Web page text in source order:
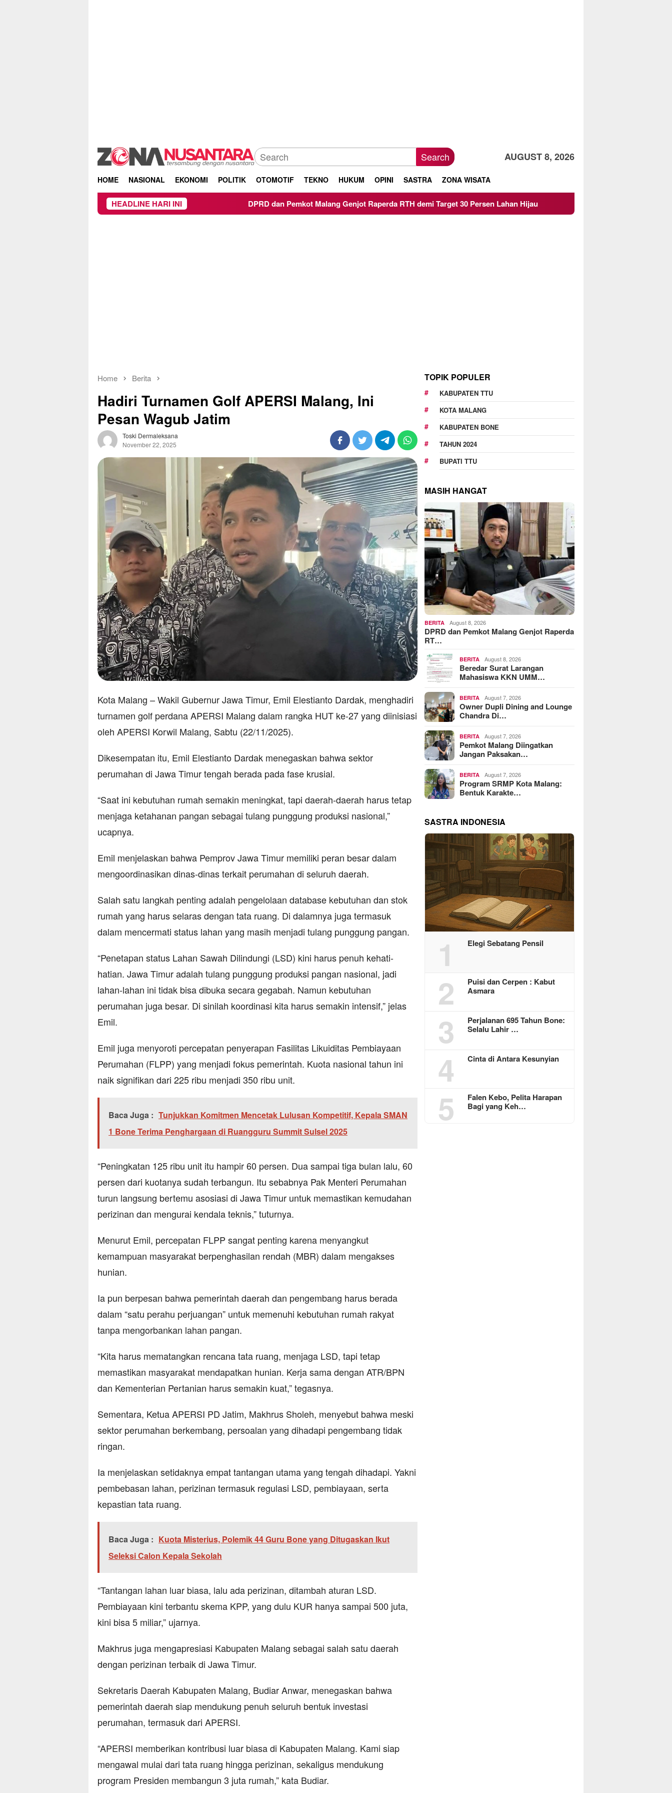
Search AUGUST 8, 2026
HOME NASIONAL EKONOMI POLITIK OTOMOTIF TEKNO HUKUM OPINI SASTRA ZONA WISATA
HEADLINE HARI INIDPRD dan Pemkot Malang Genjot Raperda RTH demi Target 30 Persen Lahan Hijau Beredar Surat Larangan Mahasiswa KKN UMM
Home Berita
Hadiri Turnamen Golf APERSI Malang, Ini
Pesan Wagub Jatim
Toski Dermaleksana
November 22, 2025
Kota Malang – Wakil Gubernur Jawa Timur, Emil Elestianto Dardak, menghadiri
turnamen golf perdana APERSI Malang dalam rangka HUT ke-27 yang diinisiasi
oleh APERSI Korwil Malang, Sabtu (22/11/2025).
Dikesempatan itu, Emil Elestianto Dardak menegaskan bahwa sektor
perumahan di Jawa Timur tengah berada pada fase krusial.
“Saat ini kebutuhan rumah semakin meningkat, tapi daerah-daerah harus tetap
menjaga ketahanan pangan sebagai tulang punggung produksi nasional,”
ucapnya.
Emil menjelaskan bahwa Pemprov Jawa Timur memiliki peran besar dalam
mengoordinasikan dinas-dinas terkait perumahan di seluruh daerah.
Salah satu langkah penting adalah pengelolaan database kebutuhan dan stok
rumah yang harus selaras dengan tata ruang. Di dalamnya juga termasuk
dalam mencermati status lahan yang masih menjadi tulang punggung pangan.
“Penetapan status Lahan Sawah Dilindungi (LSD) kini harus penuh kehati-
hatian. Jawa Timur adalah tulang punggung produksi pangan nasional, jadi
lahan-lahan ini tidak bisa dibuka secara gegabah. Namun kebutuhan
perumahan juga besar. Di sinilah koordinasi kita harus semakin intensif,” jelas
Emil.
Emil juga menyoroti percepatan penyerapan Fasilitas Likuiditas Pembiayaan
Perumahan (FLPP) yang menjadi fokus pemerintah. Kuota nasional tahun ini
naik signifikan dari 225 ribu menjadi 350 ribu unit.
Baca Juga : Tunjukkan Komitmen Mencetak Lulusan Kompetitif, Kepala SMAN
1 Bone Terima Penghargaan di Ruangguru Summit Sulsel 2025
“Peningkatan 125 ribu unit itu hampir 60 persen. Dua sampai tiga bulan lalu, 60
persen dari kuotanya sudah terbangun. Itu sebabnya Pak Menteri Perumahan
turun langsung bertemu asosiasi di Jawa Timur untuk memastikan kemudahan
perizinan dan mengurai kendala teknis,” tuturnya.
Menurut Emil, percepatan FLPP sangat penting karena menyangkut
kemampuan masyarakat berpenghasilan rendah (MBR) dalam mengakses
hunian.
Ia pun berpesan bahwa pemerintah daerah dan pengembang harus berada
dalam “satu perahu perjuangan” untuk memenuhi kebutuhan rumah rakyat
tanpa mengorbankan lahan pangan.
“Kita harus mematangkan rencana tata ruang, menjaga LSD, tapi tetap
memastikan masyarakat mendapatkan hunian. Kerja sama dengan ATR/BPN
dan Kementerian Pertanian harus semakin kuat,” tegasnya.
Sementara, Ketua APERSI PD Jatim, Makhrus Sholeh, menyebut bahwa meski
sektor perumahan berkembang, persoalan yang dihadapi pengembang tidak
ringan.
Ia menjelaskan setidaknya empat tantangan utama yang tengah dihadapi. Yakni
pembebasan lahan, perizinan termasuk regulasi LSD, pembiayaan, serta
kepastian tata ruang.
Baca Juga : Kuota Misterius, Polemik 44 Guru Bone yang Ditugaskan Ikut
Seleksi Calon Kepala Sekolah
“Tantangan lahan luar biasa, lalu ada perizinan, ditambah aturan LSD.
Pembiayaan kini terbantu skema KPP, yang dulu KUR hanya sampai 500 juta,
kini bisa 5 miliar,” ujarnya.
Makhrus juga mengapresiasi Kabupaten Malang sebagai salah satu daerah
dengan perizinan terbaik di Jawa Timur.
Sekretaris Daerah Kabupaten Malang, Budiar Anwar, menegaskan bahwa
pemerintah daerah siap mendukung penuh seluruh bentuk investasi
perumahan, termasuk dari APERSI.
“APERSI memberikan kontribusi luar biasa di Kabupaten Malang. Kami siap
mengawal mulai dari tata ruang hingga perizinan, sekaligus mendukung
program Presiden membangun 3 juta rumah,” kata Budiar.
TOPIK POPULER
KABUPATEN TTU
KOTA MALANG
KABUPATEN BONE
TAHUN 2024
BUPATI TTU
MASIH HANGAT
BERITA August 8, 2026
DPRD dan Pemkot Malang Genjot Raperda
RT…
BERITA August 8, 2026
Beredar Surat Larangan
Mahasiswa KKN UMM…
BERITA August 7, 2026
Owner Dupli Dining and Lounge
Chandra Di…
BERITA August 7, 2026
Pemkot Malang Diingatkan
Jangan Paksakan…
BERITA August 7, 2026
Program SRMP Kota Malang:
Bentuk Karakte…
SASTRA INDONESIA
1 Elegi Sebatang Pensil
2
Puisi dan Cerpen : Kabut
Asmara
3
Perjalanan 695 Tahun Bone:
Selalu Lahir …
4 Cinta di Antara Kesunyian
5
Falen Kebo, Pelita Harapan
Bagi yang Keh…